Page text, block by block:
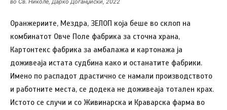
Оранжериите, Мездра, ЗЕЛОП која беше во склоп на
комбинатот Овче Поле фабрика за сточна храна,
Картонтекс фабрика за амбалажа и картонажа ја
доживеаја истата судбина како и останатите фабрики.
Имено по распадот драстично се намали производството
и работните места, се додека не доживеаја тотален крах.
Истото се случи и со Живинарска и Краварска фарма во